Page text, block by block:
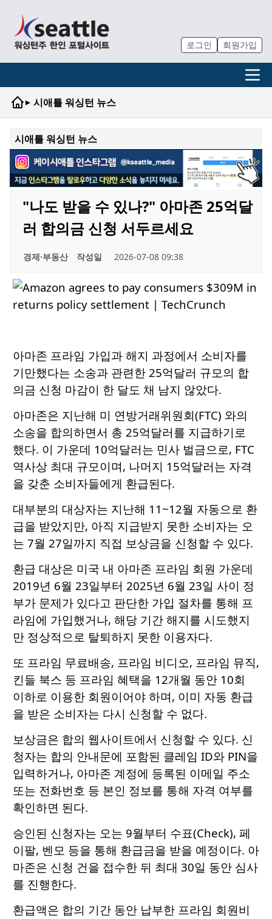
로그인 회원가입
▸ 시애틀 워싱턴 뉴스
시애틀 워싱턴 뉴스
"나도 받을 수 있나?" 아마존 25억달
러 합의금 신청 서두르세요
경제·부동산 작성일 2026-07-08 09:38
아마존 프라임 가입과 해지 과정에서 소비자를
기만했다는 소송과 관련한 25억달러 규모의 합
의금 신청 마감이 한 달도 채 남지 않았다.
아마존은 지난해 미 연방거래위원회(FTC) 와의
소송을 합의하면서 총 25억달러를 지급하기로
했다. 이 가운데 10억달러는 민사 벌금으로, FTC
역사상 최대 규모이며, 나머지 15억달러는 자격
을 갖춘 소비자들에게 환급된다.
대부분의 대상자는 지난해 11~12월 자동으로 환
급을 받았지만, 아직 지급받지 못한 소비자는 오
는 7월 27일까지 직접 보상금을 신청할 수 있다.
환급 대상은 미국 내 아마존 프라임 회원 가운데
2019년 6월 23일부터 2025년 6월 23일 사이 정
부가 문제가 있다고 판단한 가입 절차를 통해 프
라임에 가입했거나, 해당 기간 해지를 시도했지
만 정상적으로 탈퇴하지 못한 이용자다.
또 프라임 무료배송, 프라임 비디오, 프라임 뮤직,
킨들 북스 등 프라임 혜택을 12개월 동안 10회
이하로 이용한 회원이어야 하며, 이미 자동 환급
을 받은 소비자는 다시 신청할 수 없다.
보상금은 합의 웹사이트에서 신청할 수 있다. 신
청자는 합의 안내문에 포함된 클레임 ID와 PIN을
입력하거나, 아마존 계정에 등록된 이메일 주소
또는 전화번호 등 본인 정보를 통해 자격 여부를
확인하면 된다.
승인된 신청자는 오는 9월부터 수표(Check), 페
이팔, 벤모 등을 통해 환급금을 받을 예정이다. 아
마존은 신청 건을 접수한 뒤 최대 30일 동안 심사
를 진행한다.
환급액은 합의 기간 동안 납부한 프라임 회원비